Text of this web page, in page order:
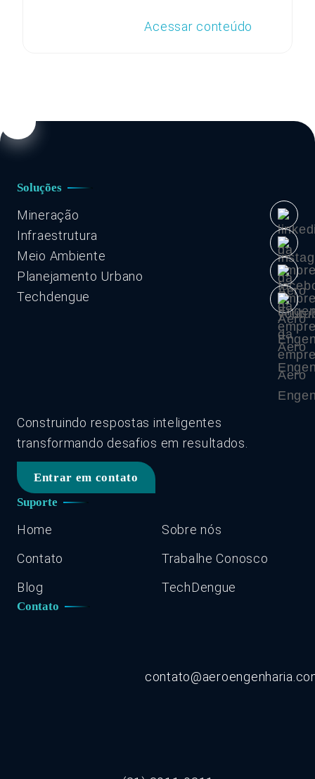
Acessar conteúdo
Construindo respostas inteligentes
transformando desafios em resultados.
Entrar em contato
Suporte
Home
Sobre nós
Contato
Trabalhe Conosco
Blog
TechDengue
Contato
Soluções
Mineração
Infraestrutura
Meio Ambiente
Planejamento Urbano
Techdengue